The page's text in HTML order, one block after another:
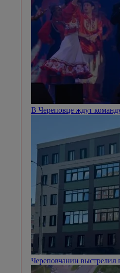
В Череповце ждут
Череповчанин выстрелил